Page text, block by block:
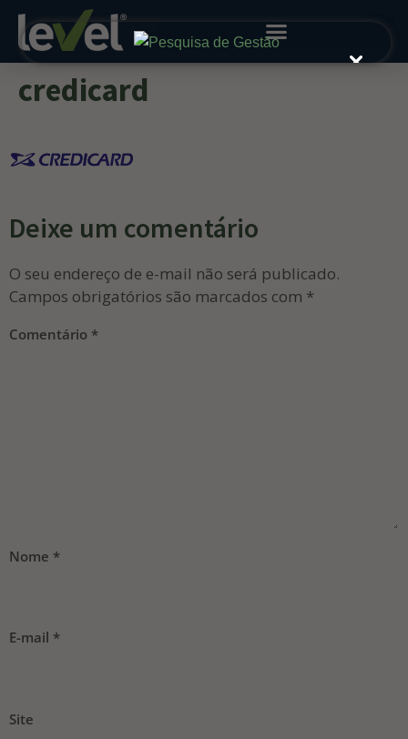
credicard
Deixe um comentário
O seu endereço de e-mail não será publicado.
Campos obrigatórios são marcados com *
Comentário *
Nome *
E-mail *
Site